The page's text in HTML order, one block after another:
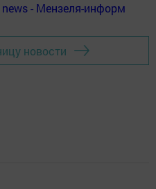
- Мензеля-информ
новости